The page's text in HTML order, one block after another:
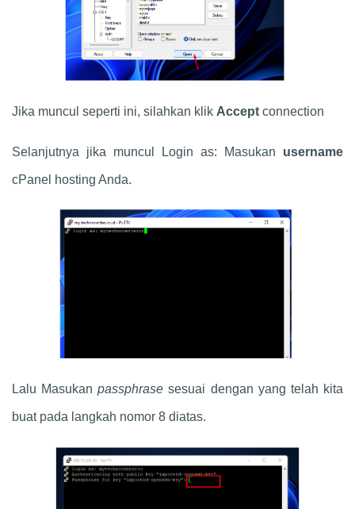
Jika muncul seperti ini, silahkan klik Accept connection
Selanjutnya jika muncul Login as: Masukan username
cPanel hosting Anda.
Lalu Masukanpassphrasesesuai dengan yang telah kita
buat pada langkah nomor 8 diatas.